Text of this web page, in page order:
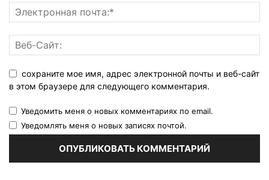
сохраните мое имя, адрес электронной почты и веб-сайт
в этом браузере для следующего комментария.
Уведомить меня о новых комментариях по email.
Уведомлять меня о новых записях почтой.